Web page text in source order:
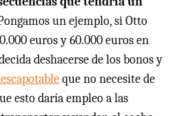
un ejemplo, si Otto
euros y 60.000 euros en
deshacerse de los bonos y
que no necesite de
esto daría empleo a las